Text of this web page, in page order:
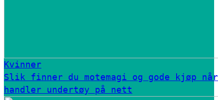
Kvinner
Slik finner du motemagi og gode kjøp
handler undertøy på nett